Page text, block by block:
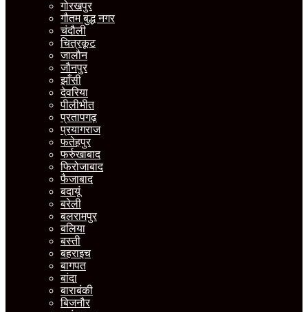
गोरखपुर
गौतम बुद्ध नगर
चंदौली
चित्रकूट
जालौन
जौनपुर
झाँसी
देवरिया
पीलीभीत
प्रतापगढ़
प्रयागराज
फतेहपुर
फर्रुखाबाद
फिरोजाबाद
फैजाबाद
बदायूं
बरेली
बलरामपुर
बलिया
बस्ती
बहराइच
बागपत
बांदा
बाराबंकी
बिजनौर